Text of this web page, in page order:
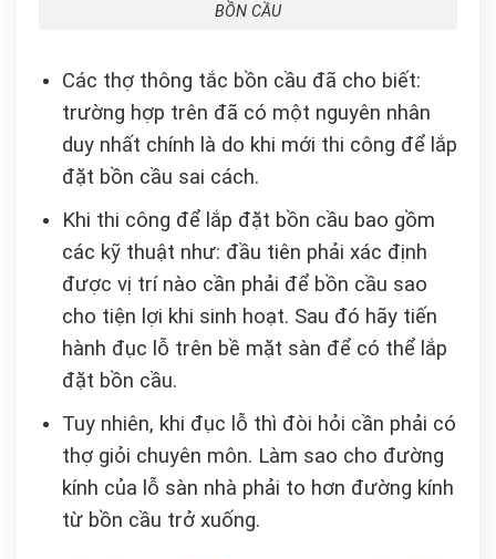
BỒN CẦU
Các thợ thông tắc bồn cầu đã cho biết:
trường hợp trên đã có một nguyên nhân
duy nhất chính là do khi mới thi công để lắp
đặt bồn cầu sai cách.
Khi thi công để lắp đặt bồn cầu bao gồm
các kỹ thuật như: đầu tiên phải xác định
được vị trí nào cần phải để bồn cầu sao
cho tiện lợi khi sinh hoạt. Sau đó hãy tiến
hành đục lỗ trên bề mặt sàn để có thể lắp
đặt bồn cầu.
Tuy nhiên, khi đục lỗ thì đòi hỏi cần phải có
thợ giỏi chuyên môn. Làm sao cho đường
kính của lỗ sàn nhà phải to hơn đường kính
từ bồn cầu trở xuống.